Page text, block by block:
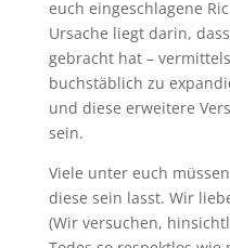
euch eingeschlagene
Ursache liegt darin,
gebracht hat –
buchstäblich zu
und diese erweitere
sein.
Viele unter euch
diese sein lasst. Wir
(Wir versuchen,